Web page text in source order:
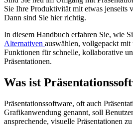
Sie Ihre Produktivität mit etwas jenseits
Dann sind Sie hier richtig.
In diesem Handbuch erfahren Sie, wie
Alternativen auswählen, vollgepackt mit
Funktionen für schnelle, kollaborative
Präsentationen.
Was ist
Präsentationssoftware, oft auch
Grafikanwendung genannt, soll
ansprechende, visuelle Präsentationen